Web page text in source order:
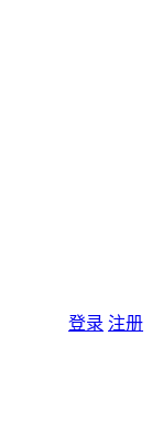
登录 注册